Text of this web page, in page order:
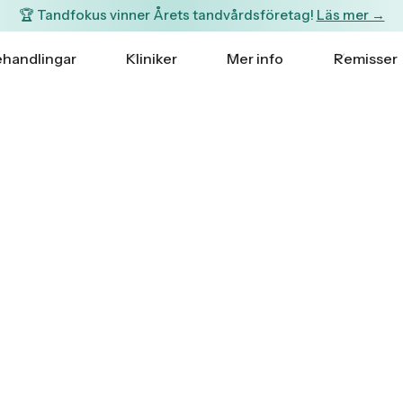
🏆 Tandfokus vinner Årets tandvårdsföretag! Läs mer →
Kliniker Mer info Remisser